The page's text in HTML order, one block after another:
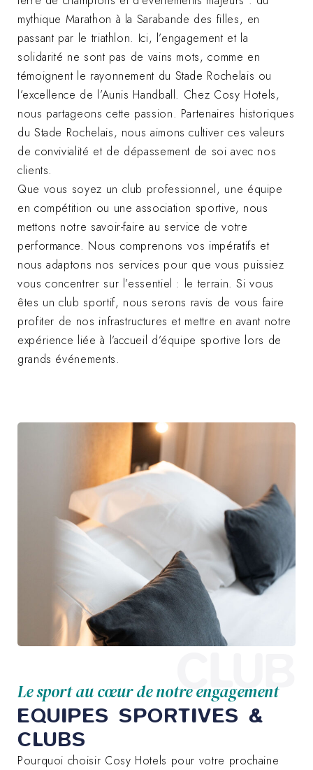
mythique Marathon à la Sarabande des filles, en
passant par le triathlon. Ici, l’engagement et la
solidarité ne sont pas de vains mots, comme en
témoignent le rayonnement du Stade Rochelais ou
l’excellence de l’Aunis Handball. Chez Cosy Hotels,
nous partageons cette passion. Partenaires historiques
du Stade Rochelais, nous aimons cultiver ces valeurs
de convivialité et de dépassement de soi avec nos
clients.
Que vous soyez un club professionnel, une équipe
en compétition ou une association sportive, nous
mettons notre savoir-faire au service de votre
performance. Nous comprenons vos impératifs et
nous adaptons nos services pour que vous puissiez
vous concentrer sur l’essentiel : le terrain. Si vous
êtes un club sportif, nous serons ravis de vous faire
profiter de nos infrastructures et mettre en avant notre
expérience liée à l’accueil d’équipe sportive lors de
grands événements.
Le sport au cœur de notre engagement
EQUIPES SPORTIVES &
CLUBS
Pourquoi choisir Cosy Hotels pour votre prochaine
CLUB